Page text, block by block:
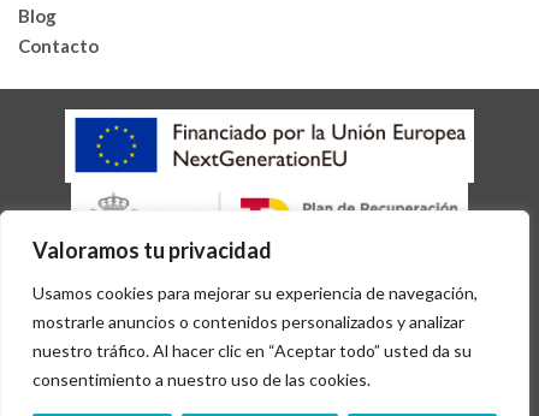
Valoramos tu privacidad
Usamos cookies para mejorar su experiencia de navegación,
mostrarle anuncios o contenidos personalizados y analizar
nuestro tráfico. Al hacer clic en “Aceptar todo” usted da su
consentimiento a nuestro uso de las cookies.
Blog
Contacto
AVISO LEGAL
POLÍTICA DE COOKIES
POLÍTICA DE PRIVACIDAD
ACCESIBILIDAD
Copyright 2026 © Desarrollado por Sisfarma